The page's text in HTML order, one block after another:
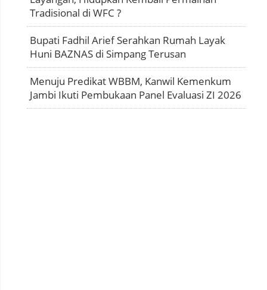
Tradisional di WFC ?
Bupati Fadhil Arief Serahkan Rumah Layak
Huni BAZNAS di Simpang Terusan
Menuju Predikat WBBM, Kanwil Kemenkum
Jambi Ikuti Pembukaan Panel Evaluasi ZI 2026